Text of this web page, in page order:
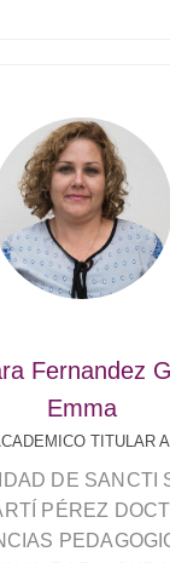
Fernandez
Emma
TITULAR
DE SANCTI
PÉREZ